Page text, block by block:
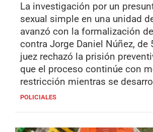
La investigación por un
sexual simple en una unidad
avanzó con la formalización
contra Jorge Daniel Núñez, de
juez rechazó la prisión
que el proceso continúe con
restricción mientras se
POLICIALES